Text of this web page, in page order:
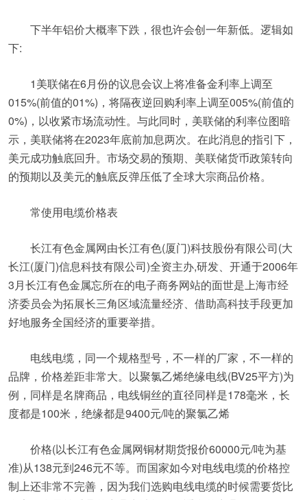
下半年铝价大概率下跌，很也许会创一年新低。逻辑如
下:
1美联储在6月份的议息会议上将准备金利率上调至
015%(前值的01%)，将隔夜逆回购利率上调至005%(前值的
0%)，以收紧市场流动性。与此同时，美联储的利率位图暗
示，美联储将在2023年底前加息两次。在此消息的指引下，
美元成功触底回升。市场交易的预期、美联储货币政策转向
的预期以及美元的触底反弹压低了全球大宗商品价格。
常使用电缆价格表
长江有色金属网由长江有色(厦门)科技股份有限公司(大
长江(厦门)信息科技有限公司)全资主办,研发、开通于2006年
3月长江有色金属忘所在的电子商务网站的面世是上海市经
济委员会为拓展长三角区域流量经济、借助高科技手段更加
好地服务全国经济的重要举措。
电线电缆，同一个规格型号，不一样的厂家，不一样的
品牌，价格差距非常大。以聚氯乙烯绝缘电线(BV25平方)为
例，同样是名牌商品，电线铜丝的直径同样是178毫米，长
度都是100米，绝缘都是9400元/吨的聚氯乙烯
价格(以长江有色金属网铜材期货报价60000元/吨为基
准)从138元到246元不等。而国家如今对电线电缆的价格控
制上还非常不完善，因为我们选购电线电缆的时候需要货比